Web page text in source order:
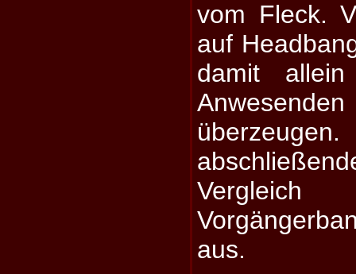
vom Fleck.
auf
damit
aus.